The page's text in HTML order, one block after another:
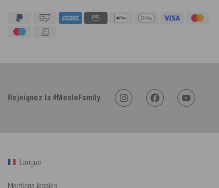
Rejoignez la #MesleFamily
Langue
Mentions légales